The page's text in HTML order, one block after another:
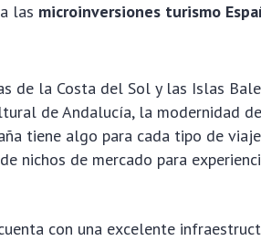
las microinversiones turismo
de la Costa del Sol y las Islas
de Andalucía, la modernidad de
tiene algo para cada tipo de
nichos de mercado para
con una excelente